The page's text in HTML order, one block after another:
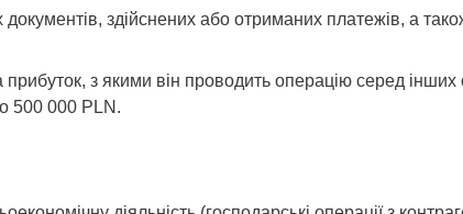
документів, здійснених або отриманих платежів, а
з якими він проводить операцію серед
500 000 PLN.